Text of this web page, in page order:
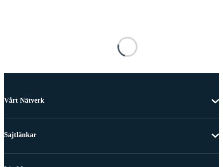
Vårt Nätverk
Sajtlänkar